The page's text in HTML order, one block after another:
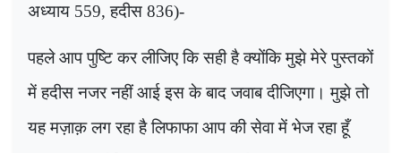
अध्याय 559,हदीस 836)-
पहले आप पुष्टि कर लीजिए कि सही है क्योंकि मुझे मेरे पुस्तकों
में हदीस नजर नहीं आई इस के बाद जवाब दीजिएगा। मुझे तो
यह मज़ाक़ लग रहा है लिफाफा आप की सेवा में भेज रहा हूँ